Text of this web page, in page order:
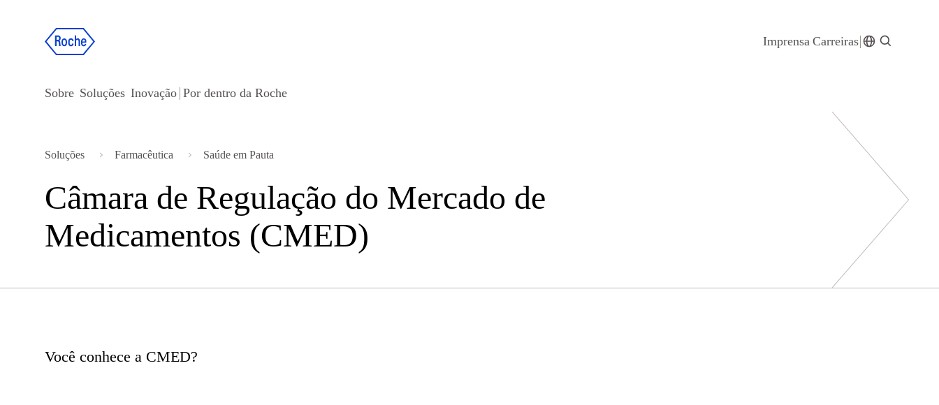
Pressione
Imprensa Carreiras
Sobre Soluções Inovação Por dentro da Roche
Soluções Farmacêutica Saúde em Pauta
Câmara de Regulação do Mercado de
Medicamentos (CMED)
Você conhece a CMED?